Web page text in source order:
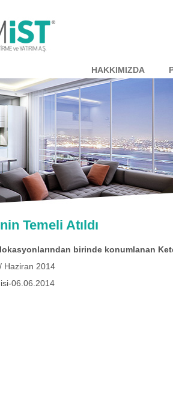
HAKKIMIZDA
Temeli Atıldı
birinde konumlanan
Haziran 2014